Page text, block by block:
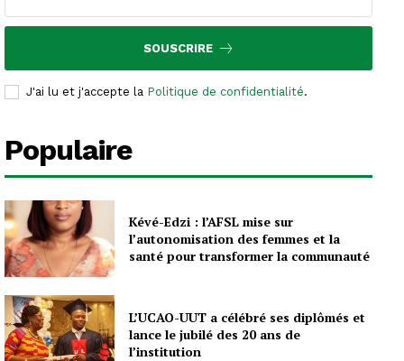
SOUSCRIRE
J'ai lu et j'accepte la Politique de confidentialité.
Populaire
Kévé-Edzi : l’AFSL mise sur
l’autonomisation des femmes et la
santé pour transformer la communauté
L’UCAO-UUT a célébré ses diplômés et
lance le jubilé des 20 ans de
l’institution